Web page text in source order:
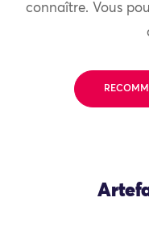
connaître. Vous